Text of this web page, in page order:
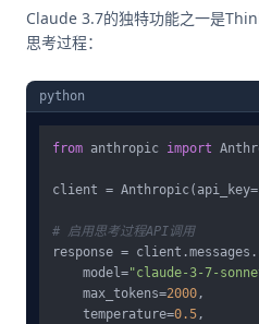
Claude 3.7的独特功能之一是
思考过程：
python
from anthropic import
client = Anthropic(api_key=
# 启用思考过程API调用
response =
    model=
"claude-3-7-
    max_tokens=
2000,
    temperature=
0.5,